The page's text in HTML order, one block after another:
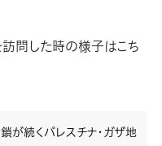
問した時の様子はこち
が続くパレスチナ・ガザ地